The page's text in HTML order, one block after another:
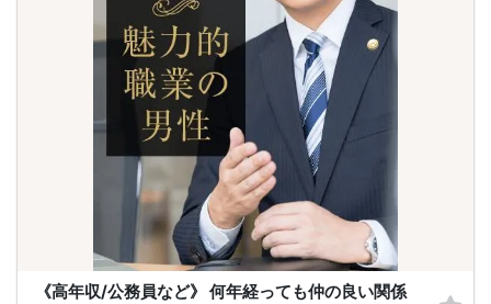
□最少催行人数が男性2名・女性2名以上からとなっております。
（男女比の調整を行っておりますが、キャンセル等によって変動がある場合がご
ざいます。原則、男女比に関わらず,最少催行人数を下回った場合に限り、「中
止」及び「返金」させて頂きます。）
《高年収/公務員など》 何年経っても仲の良い関係